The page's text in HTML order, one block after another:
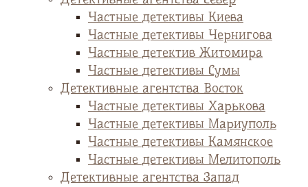
Частные детективы Киева
Частные детективы Чернигова
Частные детектив Житомира
Частные детективы Сумы
Детективные агентства Восток
Частные детективы Харькова
Частные детективы Мариуполь
Частные детективы Камянское
Частные детективы Мелитополь
Детективные агентства Запад